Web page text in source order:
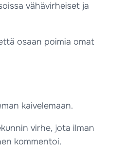
vähävirheiset ja
osaan poimia omat
kaivelemaan.
virhe, jota ilman
kommentoi.